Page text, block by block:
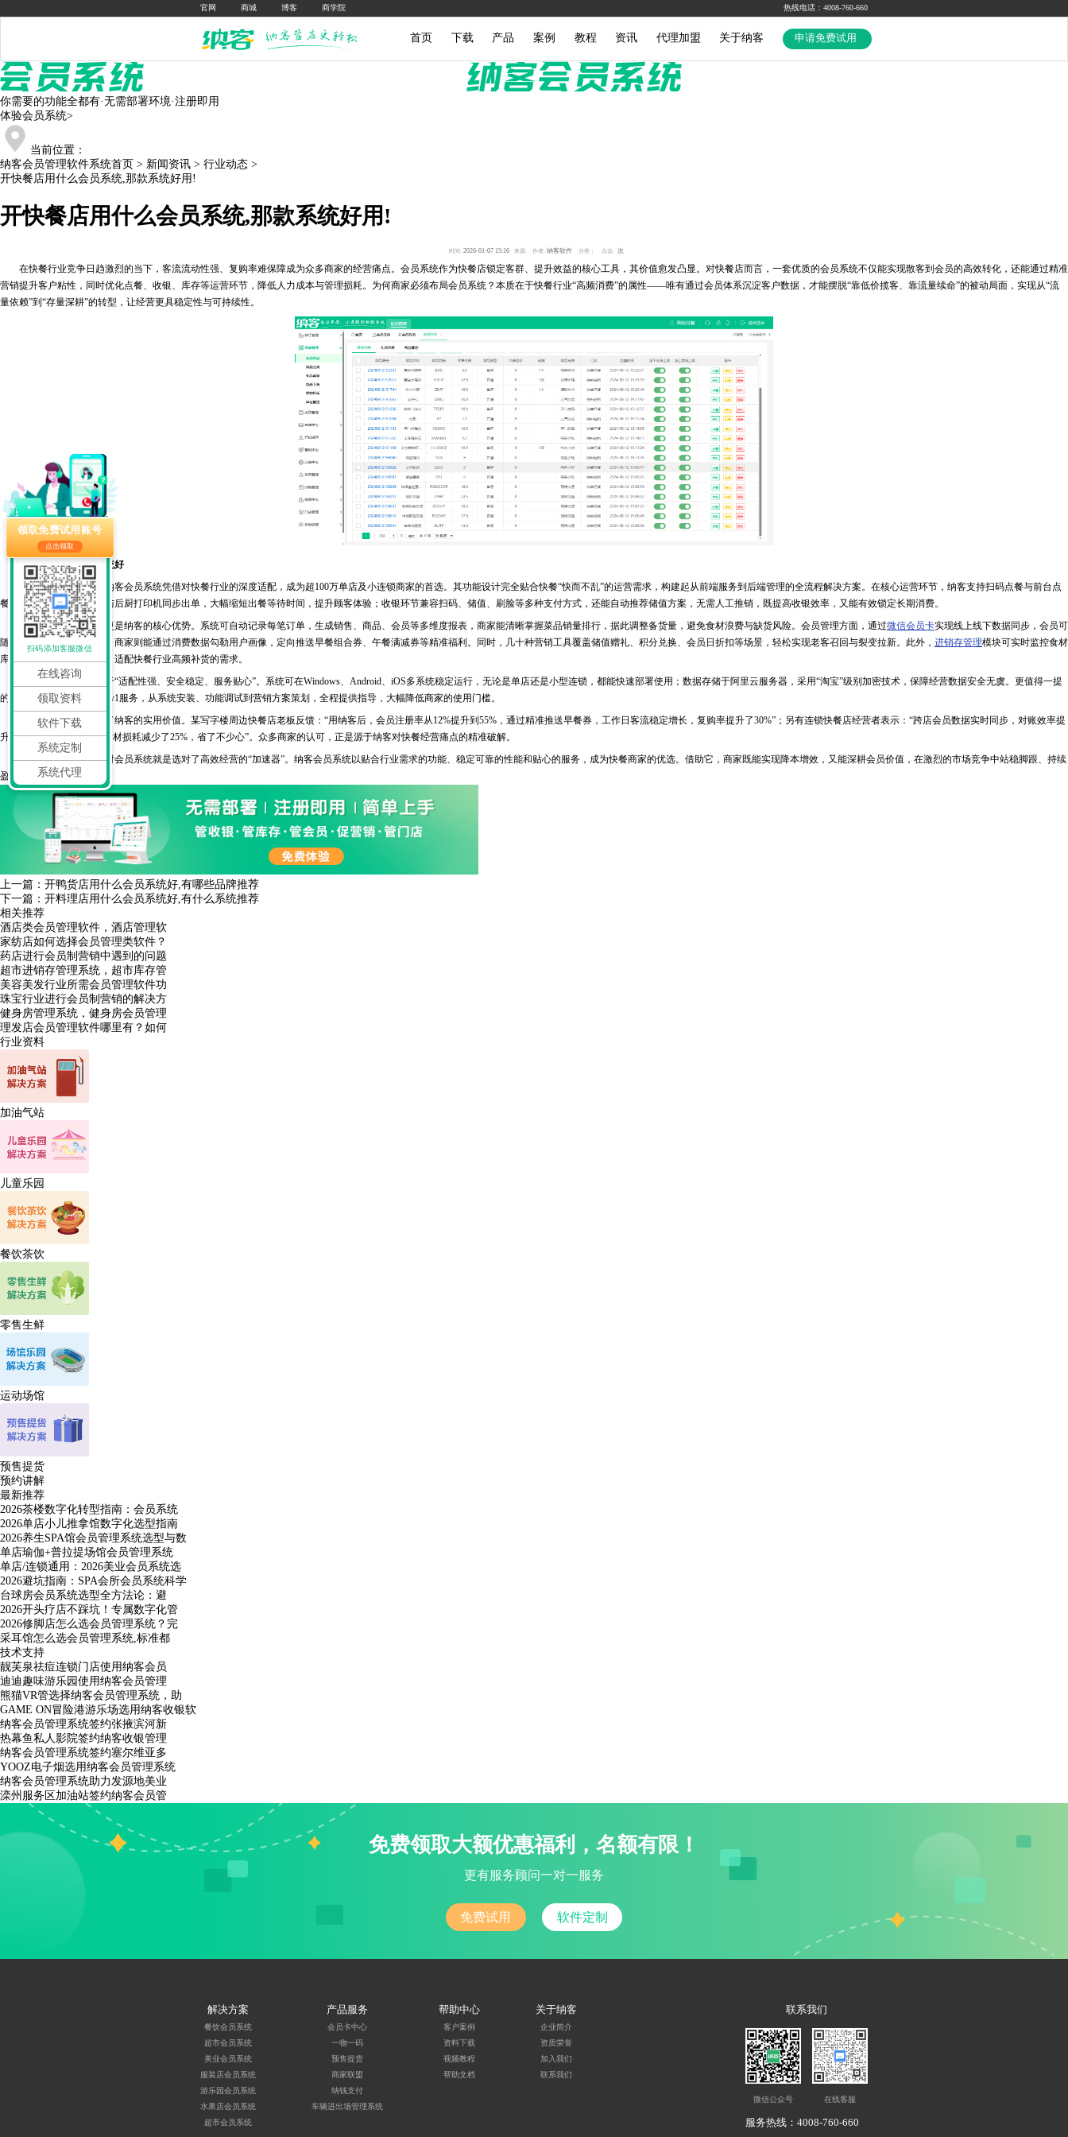
官网 商城 博客 商学院 热线电话：4008-760-660
首页 下载 产品 案例 教程 资讯 代理加盟 关于纳客 申请免费试用
你需要的功能全都有·无需部署环境·注册即用
体验会员系统>
当前位置：
纳客会员管理软件系统首页 > 新闻资讯 > 行业动态 >
开快餐店用什么会员系统,那款系统好用!
开快餐店用什么会员系统,那款系统好用!
时间: 2026-01-07 15:16 来源: 作者: 纳客软件 分类： 点击: 次
在快餐行业竞争日趋激烈的当下，客流流动性强、复购率难保障成为众多商家的经营痛点。会员系统作为快餐店锁定客群、提升效益的核心工具，其价值愈发凸显。对快餐店而言，一套优质的会员系统不仅能实现散客到会员的高效转化，还能通过精准
营销提升客户粘性，同时优化点餐、收银、库存等运营环节，降低人力成本与管理损耗。为何商家必须布局会员系统？本质在于快餐行业“高频消费”的属性——唯有通过会员体系沉淀客户数据，才能摆脱“靠低价揽客、靠流量续命”的被动局面，实现从“流
量依赖”到“存量深耕”的转型，让经营更具稳定性与可持续性。
快餐店用什么会员系统好
在众多会员系统中，纳客会员系统凭借对快餐行业的深度适配，成为超100万单店及小连锁商家的首选。其功能设计完全贴合快餐“快而不乱”的运营需求，构建起从前端服务到后端管理的全流程解决方案。在核心运营环节，纳客支持扫码点餐与前台点
餐双模式，下单后收银台与后厨打印机同步出单，大幅缩短出餐等待时间，提升顾客体验；收银环节兼容扫码、储值、刷脸等多种支付方式，还能自动推荐储值方案，无需人工推销，既提高收银效率，又能有效锁定长期消费。
数据管理与营销功能更是纳客的核心优势。系统可自动记录每笔订单，生成销售、商品、会员等多维度报表，商家能清晰掌握菜品销量排行，据此调整备货量，避免食材浪费与缺货风险。会员管理方面，通过微信会员卡实现线上线下数据同步，会员可
随时查看消费、充值记录，商家则能通过消费数据勾勒用户画像，定向推送早餐组合券、午餐满减券等精准福利。同时，几十种营销工具覆盖储值赠礼、积分兑换、会员日折扣等场景，轻松实现老客召回与裂变拉新。此外， 进销存管理模块可实时监控食材
库存，低于阈值自动预警，适配快餐行业高频补货的需求。
纳客的产品特色的在于“适配性强、安全稳定、服务贴心”。系统可在Windows、Android、iOS多系统稳定运行，无论是单店还是小型连锁，都能快速部署使用；数据存储于阿里云服务器，采用“淘宝”级别加密技术，保障经营数据安全无虞。更值得一提
的是其7*18小时专业客服1v1服务，从系统安装、功能调试到营销方案策划，全程提供指导，大幅降低商家的使用门槛。
真实客户评价更印证了纳客的实用价值。某写字楼周边快餐店老板反馈：“用纳客后，会员注册率从12%提升到55%，通过精准推送早餐券，工作日客流稳定增长，复购率提升了30%”；另有连锁快餐店经营者表示：“跨店会员数据实时同步，对账效率提
升60%，库存预警功能让食材损耗减少了25%，省了不少心”。众多商家的认可，正是源于纳客对快餐经营痛点的精准破解。
对于快餐店而言，选对会员系统就是选对了高效经营的“加速器”。纳客会员系统以贴合行业需求的功能、稳定可靠的性能和贴心的服务，成为快餐商家的优选。借助它，商家既能实现降本增效，又能深耕会员价值，在激烈的市场竞争中站稳脚跟、持续
盈利。
上一篇： 开鸭货店用什么会员系统好,有哪些品牌推荐
下一篇： 开料理店用什么会员系统好,有什么系统推荐
相关推荐
酒店类会员管理软件，酒店管理软
家纺店如何选择会员管理类软件？
药店进行会员制营销中遇到的问题
超市进销存管理系统，超市库存管
美容美发行业所需会员管理软件功
珠宝行业进行会员制营销的解决方
健身房管理系统，健身房会员管理
理发店会员管理软件哪里有？如何
行业资料
加油气站
儿童乐园
餐饮茶饮
零售生鲜
运动场馆
预售提货
预约讲解
最新推荐
2026茶楼数字化转型指南：会员系统
2026单店小儿推拿馆数字化选型指南
2026养生SPA馆会员管理系统选型与数
单店瑜伽+普拉提场馆会员管理系统
单店/连锁通用：2026美业会员系统选
2026避坑指南：SPA会所会员系统科学
台球房会员系统选型全方法论：避
2026开头疗店不踩坑！专属数字化管
2026修脚店怎么选会员管理系统？完
采耳馆怎么选会员管理系统,标准都
技术支持
靓芙泉祛痘连锁门店使用纳客会员
迪迪趣味游乐园使用纳客会员管理
熊猫VR管选择纳客会员管理系统，助
GAME ON冒险港游乐场选用纳客收银软
纳客会员管理系统签约张掖滨河新
热幕鱼私人影院签约纳客收银管理
纳客会员管理系统签约塞尔维亚多
YOOZ电子烟选用纳客会员管理系统
纳客会员管理系统助力发源地美业
滦州服务区加油站签约纳客会员管
领取免费试用账号
点击领取
扫码添加客服微信
在线咨询
领取资料
软件下载
系统定制
系统代理
免费领取大额优惠福利，名额有限！
更有服务顾问一对一服务
免费试用 软件定制
解决方案
餐饮会员系统
超市会员系统
美业会员系统
服装店会员系统
游乐园会员系统
水果店会员系统
超市会员系统
产品服务
会员卡中心
一物一码
预售提货
商家联盟
纳钱支付
车辆进出场管理系统
帮助中心
客户案例
资料下载
视频教程
帮助文档
关于纳客
企业简介
资质荣誉
加入我们
联系我们
联系我们
微信公众号 在线客服
服务热线：4008-760-660